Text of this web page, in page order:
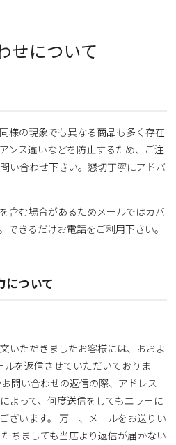
せについて
様の現象でも異なる商品も多く存在
ンス違いなどを防止するため、ご注
い合わせ下さい。懇切丁寧にアドバ
含む場合があるためメールではカバ
できるだけお電話をご利用下さい。
について
いただきましたお客様には、おおよ
を返信させていただいておりま
問い合わせの返信の際、アドレス
よって、何度送信をしてもエラーに
ざいます。 万一、メールをお送りい
ちましても当店より返信が届かない